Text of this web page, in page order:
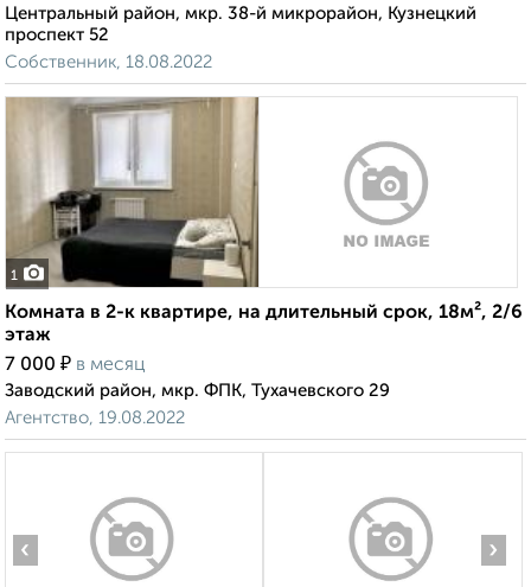
Центральный район, мкр. 38-й микрорайон, Кузнецкий
проспект 52
Собственник, 18.08.2022
1
Комната в 2-к квартире, на длительный срок, 18м², 2/6
этаж
7 000 ₽ в месяц
Заводский район, мкр. ФПК, Тухачевского 29
Агентство, 19.08.2022
‹ ›